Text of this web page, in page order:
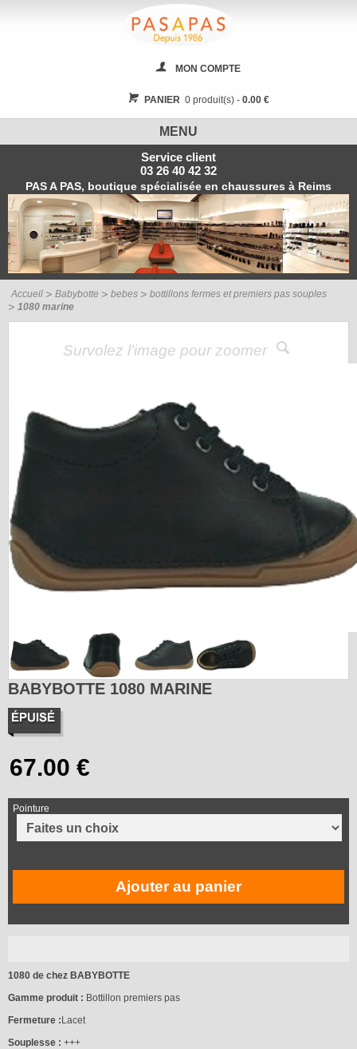
MON COMPTE
PANIER0 produit(s) - 0.00 €
MENU
Service client
03 26 40 42 32
PAS A PAS, boutique spécialisée en chaussures à Reims
Accueil Babybotte bebes
bottillons fermes et premiers pas souples
1080 marine
Survolez l’image pour zoomer
BABYBOTTE 1080 MARINE
Pointure
Ajouter au panier
1080 de chez BABYBOTTE
Gamme produit : Bottillon premiers pas
Fermeture : Lacet
Souplesse : +++